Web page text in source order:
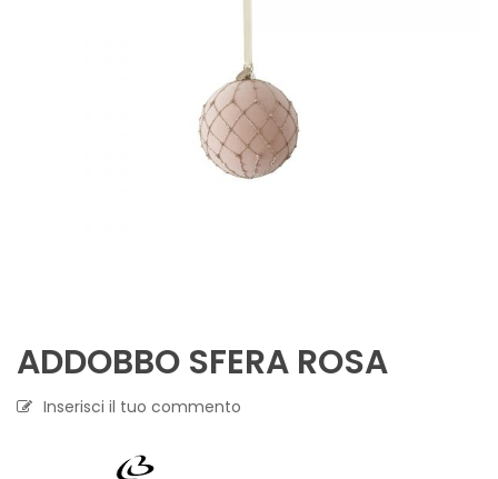
ADDOBBO SFERA ROSA
Inserisci il tuo commento